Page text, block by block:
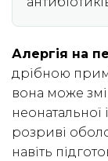
Алергія на
дрібною
вона може
неонатальної
розриві
навіть